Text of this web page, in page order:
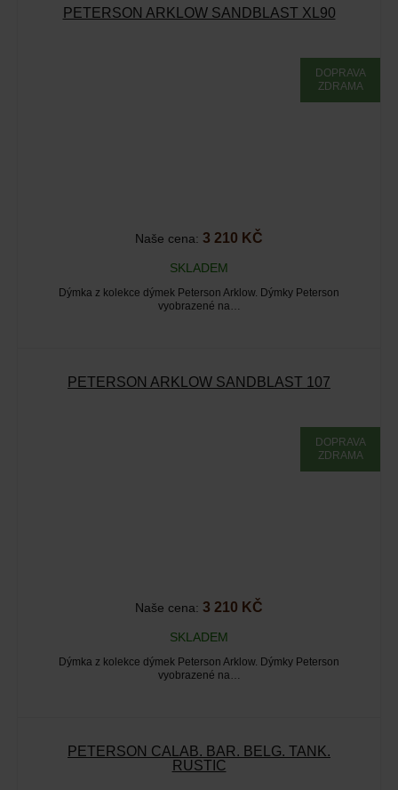
PETERSON ARKLOW SANDBLAST XL90
DOPRAVA
ZDRAMA
Naše cena: 3 210 KČ
SKLADEM
Dýmka z kolekce dýmek Peterson Arklow. Dýmky Peterson
vyobrazené na…
PETERSON ARKLOW SANDBLAST 107
DOPRAVA
ZDRAMA
Naše cena: 3 210 KČ
SKLADEM
Dýmka z kolekce dýmek Peterson Arklow. Dýmky Peterson
vyobrazené na…
PETERSON CALAB. BAR. BELG. TANK.
RUSTIC